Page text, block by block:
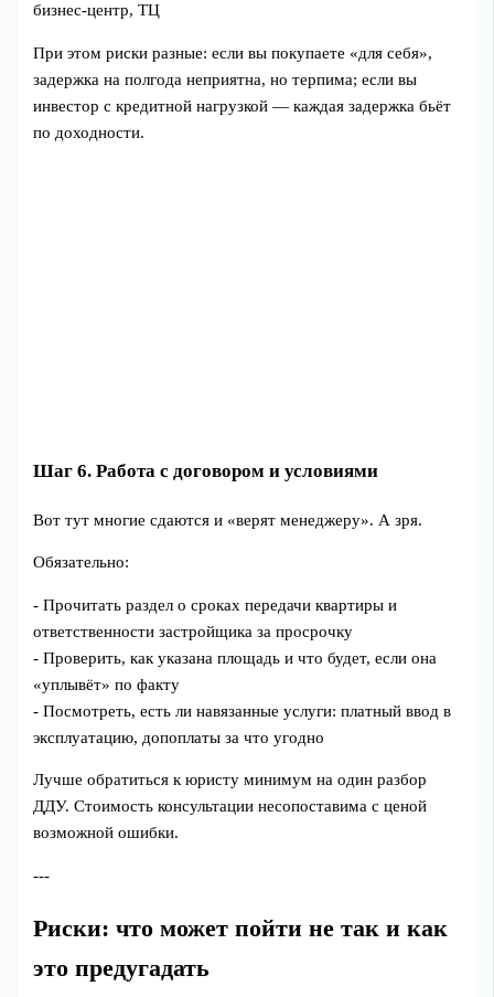
бизнес‑центр, ТЦ
При этом риски разные: если вы покупаете «для себя»,
задержка на полгода неприятна, но терпима; если вы
инвестор с кредитной нагрузкой — каждая задержка бьёт
по доходности.
Шаг 6. Работа с договором и условиями
Вот тут многие сдаются и «верят менеджеру». А зря.
Обязательно:
- Прочитать раздел о сроках передачи квартиры и
ответственности застройщика за просрочку
- Проверить, как указана площадь и что будет, если она
«уплывёт» по факту
- Посмотреть, есть ли навязанные услуги: платный ввод в
эксплуатацию, допоплаты за что угодно
Лучше обратиться к юристу минимум на один разбор
ДДУ. Стоимость консультации несопоставима с ценой
возможной ошибки.
---
Риски: что может пойти не так и как
это предугадать